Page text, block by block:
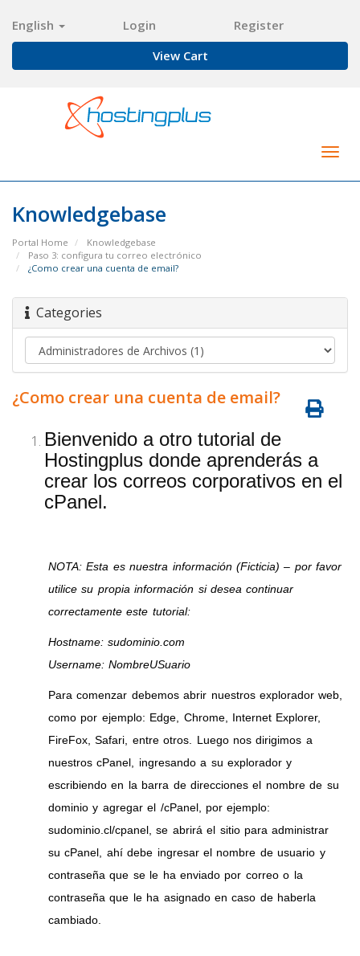
English Login
Register
View Cart
Knowledgebase
Portal Home
Knowledgebase
Paso 3: configura tu correo electrónico
¿Como crear una cuenta de email?
Categories
¿Como crear una cuenta de email?
Bienvenido a otro tutorial de
Hostingplus donde aprenderás a
crear los correos corporativos en el
cPanel.
NOTA: Esta es nuestra información (Ficticia) – por favor
utilice su propia información si desea continuar
correctamente este tutorial:
Hostname: sudominio.com
Username: NombreUSuario
Para comenzar debemos abrir nuestros explorador web,
como por ejemplo: Edge, Chrome, Internet Explorer,
FireFox, Safari, entre otros. Luego nos dirigimos a
nuestros cPanel, ingresando a su explorador y
escribiendo en la barra de direcciones el nombre de su
dominio y agregar el /cPanel, por ejemplo:
sudominio.cl/cpanel, se abrirá el sitio para administrar
su cPanel, ahí debe ingresar el nombre de usuario y
contraseña que se le ha enviado por correo o la
contraseña que le ha asignado en caso de haberla
cambiado.